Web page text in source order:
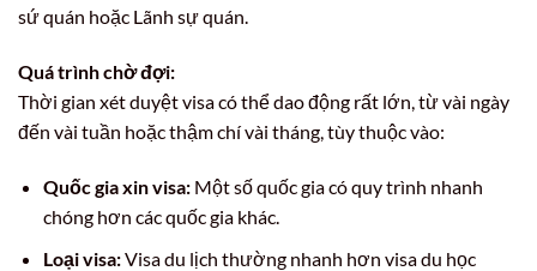
sứ quán hoặc Lãnh sự quán.
Quá trình chờ đợi:
Thời gian xét duyệt visa có thể dao động rất lớn, từ vài ngày
đến vài tuần hoặc thậm chí vài tháng, tùy thuộc vào:
Quốc gia xin visa:Một số quốc gia có quy trình nhanh
chóng hơn các quốc gia khác.
Loại visa:Visa du lịch thường nhanh hơn visa du học